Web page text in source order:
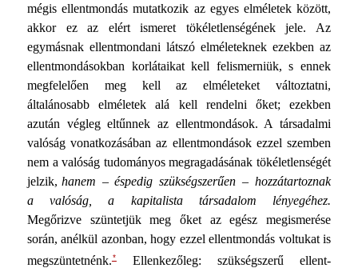
mégis ellentmondás mutatkozik az egyes elméletek között,
akkor ez az elért ismeret tökéletlenségének jele. Az
egymásnak ellentmondani látszó elméleteknek ezekben az
el­lentmondásokban korlátaikat kell felismerniük, s ennek
meg­felelően meg kell az elméleteket változtatni,
általánosabb el­méletek alá kell rendelni őket; ezekben
azután végleg eltűn­nek az ellentmondások. A társadalmi
valóság vonatkozásában az ellentmondások ezzel szemben
nem a valóság tudományos megragadásának tökéletlenségét
jelzik, hanem – éspedig szük­ségszerűen – hozzátartoznak
a valóság, a kapitalista társada­lom lényegéhez.
Megőrizve szüntetjük meg őket az egész meg­ismerése
során, anélkül azonban, hogy ezzel ellentmondás vol­tukat is
megszüntetnénk.*Ellenkezőleg: szükségszerű ellent­